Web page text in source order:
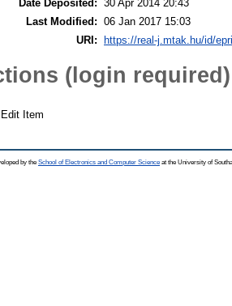
Date Deposited: 30 Apr 2014 20:43
Last Modified: 06 Jan 2017 15:03
URI: https://real-j.mtak.hu/id/
(login required)
Edit Item
by the School of Electronics and Computer Science at the University of